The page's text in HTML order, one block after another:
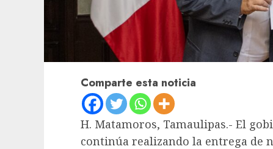
Comparte esta noticia
H. Matamoros, Tamaulipas.- El
continúa realizando la entrega de